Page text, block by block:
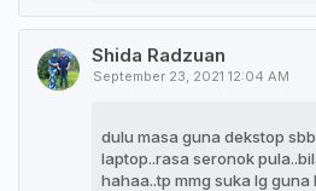
Shida Radzuan
September 23, 2021 12:04 AM
dulu masa guna dekstop
laptop..rasa seronok
hahaa..tp mmg suka lg guna